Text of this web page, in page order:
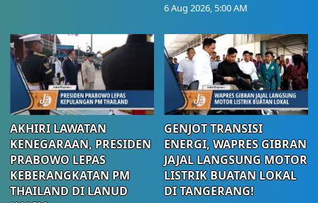
6 Aug 2026, 5:00 AM
AKHIRI LAWATAN
KENEGARAAN, PRESIDEN
PRABOWO LEPAS
KEBERANGKATAN PM
THAILAND DI LANUD
GENJOT TRANSISI
ENERGI, WAPRES GIBRAN
JAJAL LANGSUNG MOTOR
LISTRIK BUATAN LOKAL
DI TANGERANG!